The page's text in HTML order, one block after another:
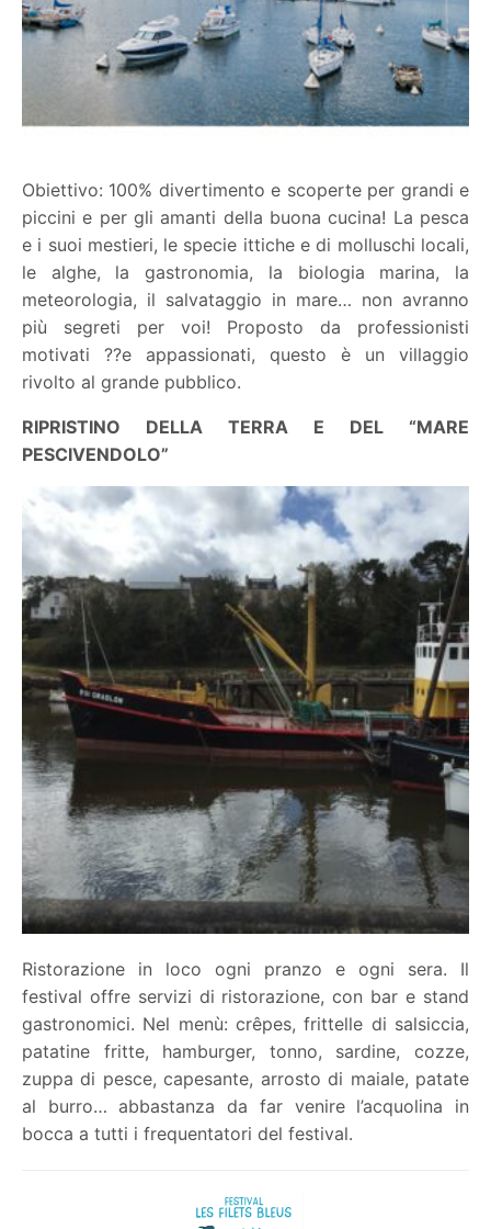
Obiettivo: 100% divertimento e scoperte per grandi e
piccini e per gli amanti della buona cucina! La pesca
e i suoi mestieri, le specie ittiche e di molluschi locali,
le alghe, la gastronomia, la biologia marina, la
meteorologia, il salvataggio in mare… non avranno
più segreti per voi! Proposto da professionisti
motivati ??e appassionati, questo è un villaggio
rivolto al grande pubblico.
RIPRISTINO DELLA TERRA E DEL “MARE
PESCIVENDOLO”
Ristorazione in loco ogni pranzo e ogni sera. Il
festival offre servizi di ristorazione, con bar e stand
gastronomici. Nel menù: crêpes, frittelle di salsiccia,
patatine fritte, hamburger, tonno, sardine, cozze,
zuppa di pesce, capesante, arrosto di maiale, patate
al burro… abbastanza da far venire l’acquolina in
bocca a tutti i frequentatori del festival.